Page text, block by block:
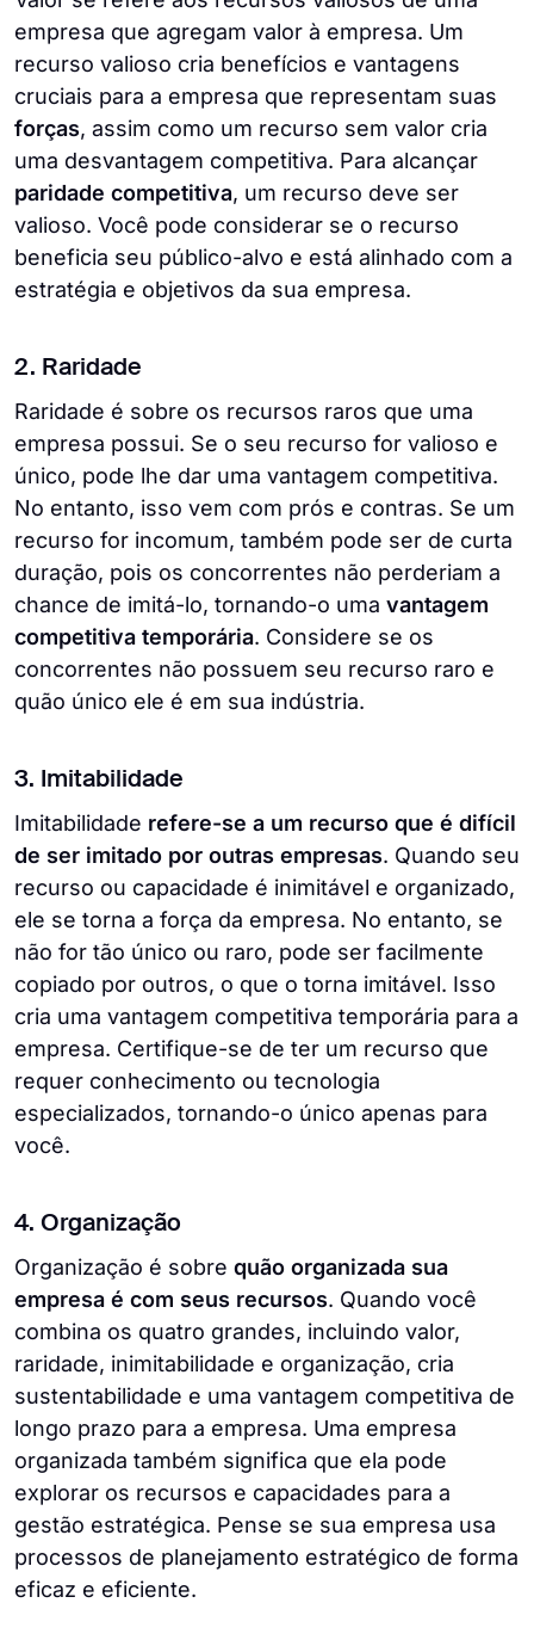
empresa que agregam valor à empresa. Um
recurso valioso cria benefícios e vantagens
cruciais para a empresa que representam suas
forças, assim como um recurso sem valor cria
uma desvantagem competitiva. Para alcançar
paridade competitiva, um recurso deve ser
valioso. Você pode considerar se o recurso
beneficia seu público-alvo e está alinhado com a
estratégia e objetivos da sua empresa.
2. Raridade
Raridade é sobre os recursos raros que uma
empresa possui. Se o seu recurso for valioso e
único, pode lhe dar uma vantagem competitiva.
No entanto, isso vem com prós e contras. Se um
recurso for incomum, também pode ser de curta
duração, pois os concorrentes não perderiam a
chance de imitá-lo, tornando-o uma vantagem
competitiva temporária. Considere se os
concorrentes não possuem seu recurso raro e
quão único ele é em sua indústria.
3. Imitabilidade
Imitabilidade refere-se a um recurso que é difícil
de ser imitado por outras empresas. Quando seu
recurso ou capacidade é inimitável e organizado,
ele se torna a força da empresa. No entanto, se
não for tão único ou raro, pode ser facilmente
copiado por outros, o que o torna imitável. Isso
cria uma vantagem competitiva temporária para a
empresa. Certifique-se de ter um recurso que
requer conhecimento ou tecnologia
especializados, tornando-o único apenas para
você.
4. Organização
Organização é sobre quão organizada sua
empresa é com seus recursos. Quando você
combina os quatro grandes, incluindo valor,
raridade, inimitabilidade e organização, cria
sustentabilidade e uma vantagem competitiva de
longo prazo para a empresa. Uma empresa
organizada também significa que ela pode
explorar os recursos e capacidades para a
gestão estratégica. Pense se sua empresa usa
processos de planejamento estratégico de forma
eficaz e eficiente.